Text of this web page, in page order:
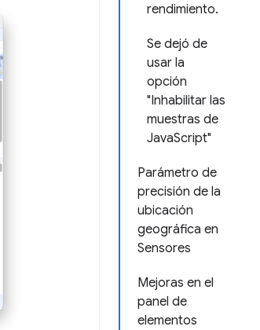
rendimiento.
Se dejó de
usar la
opción
"Inhabilitar las
muestras de
JavaScript"
Parámetro de
precisión de la
ubicación
geográfica en
Sensores
Mejoras en el
panel de
elementos